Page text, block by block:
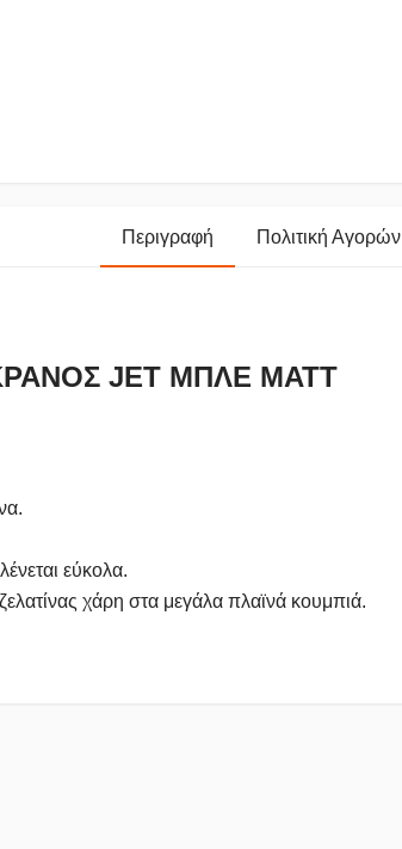
Περιγραφή Πολιτική Αγορών
JET MΠΛΕ ΜΑΤT
εύκολα.
χάρη στα μεγάλα πλαϊνά κουμπιά.